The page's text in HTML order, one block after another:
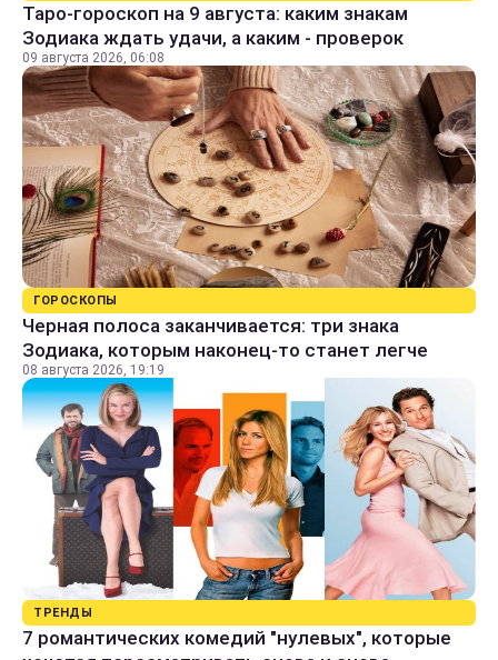
Таро-гороскоп на 9 августа: каким знакам
Зодиака ждать удачи, а каким - проверок
09 августа 2026, 06:08
ГОРОСКОПЫ
Черная полоса заканчивается: три знака
Зодиака, которым наконец-то станет легче
08 августа 2026, 19:19
ТРЕНДЫ
7 романтических комедий "нулевых", которые